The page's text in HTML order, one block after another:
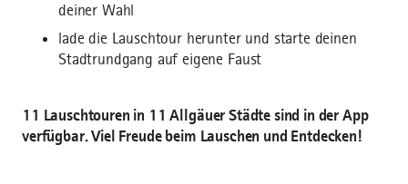
deiner Wahl
lade die Lauschtour herunter und starte deinen
Stadtrundgang auf eigene Faust
11 Lauschtouren in 11 Allgäuer Städte sind in der App
verfügbar. Viel Freude beim Lauschen und Entdecken!